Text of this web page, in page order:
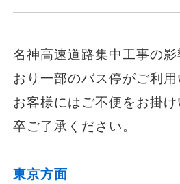
おトクなきっぷ特集
一般路線バス
貸切バス
関連事業
名神高速道路集中工事の
おり一部のバス停がご利用
お客様にはご不便をお掛
卒ご了承ください。
東京方面